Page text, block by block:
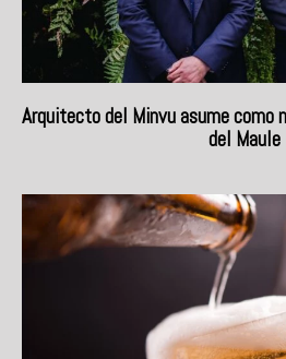
Arquitecto del Minvu asume como
del Maule